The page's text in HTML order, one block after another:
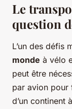
Le
question
L’un des défis
monde à vélo
peut être
par avion pour
d’un continent